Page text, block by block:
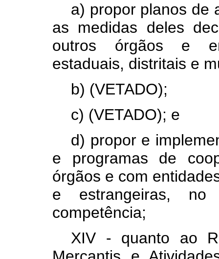
a) propor planos de
as medidas deles
outros órgãos e
estaduais, distritais e
b) (VETADO);
c) (VETADO); e
d) propor e
e programas de
órgãos e com
e estrangeiras,
competência;
XIV - quanto ao